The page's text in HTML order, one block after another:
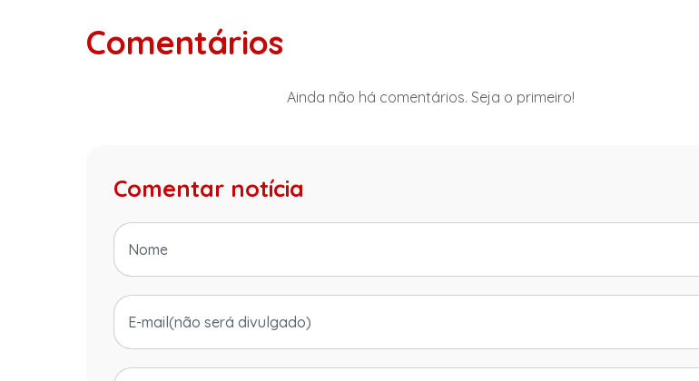
Comentários
Ainda não há comentários. Seja o primeiro!
Comentar notícia